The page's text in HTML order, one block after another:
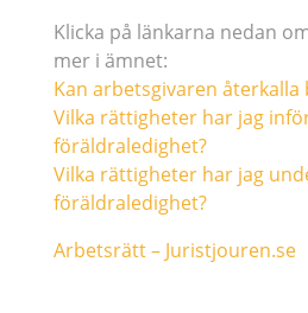
Klicka på länkarna nedan
mer i ämnet:
Kan arbetsgivaren återkalla
Vilka rättigheter har jag
föräldraledighet?
Vilka rättigheter har jag
föräldraledighet?
Arbetsrätt – Juristjouren.se